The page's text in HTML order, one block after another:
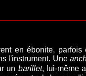
en ébonite, parfois
l'instrument. Une
un barillet, lui-même